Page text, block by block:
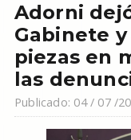
Adorni
Gabinete
piezas en
las
Publicado: 04 / 07 /